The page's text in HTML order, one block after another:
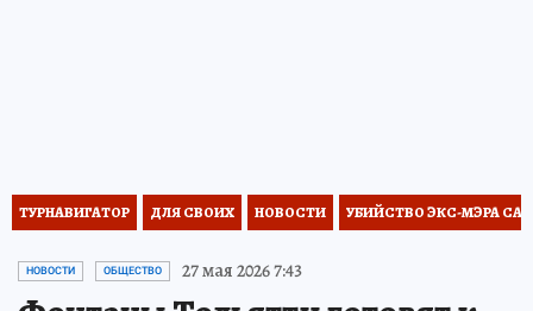
ТУРНАВИГАТОР ДЛЯ СВОИХ НОВОСТИ УБИЙСТВО ЭКС-МЭРА
НОВОСТИ ОБЩЕСТВО 27 мая 2026 7:43